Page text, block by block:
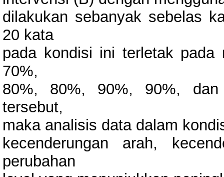
dilakukan sebanyak sebelas
20 kata
pada kondisi ini terletak
70%,
80%, 80%, 90%, 90%, dan
tersebut,
maka analisis data dalam
kecenderungan arah,
perubahan